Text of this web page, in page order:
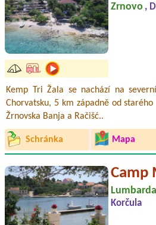
Zrnovo ,
Kemp Tri Žala se nachází na
Chorvatsku, 5 km západně od
Žrnovska Banja a Račišć..
Schránka Mapa
Camp
Lumbarda
Korčula